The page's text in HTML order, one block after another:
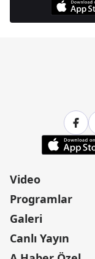
Video
Programlar
Galeri
Canlı Yayın